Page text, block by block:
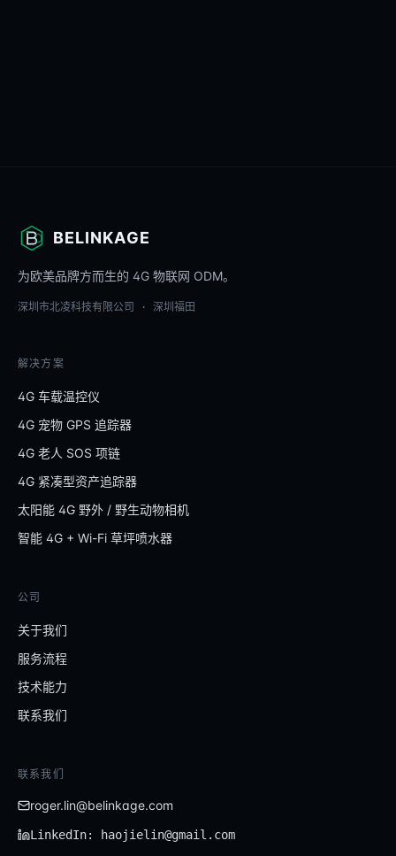
BELINKAGE
为欧美品牌方而生的 4G 物联网 ODM。
深圳市北凌科技有限公司 · 深圳福田
解决方案
4G 车载温控仪
4G 宠物 GPS 追踪器
4G 老人 SOS 项链
4G 紧凑型资产追踪器
太阳能 4G 野外 / 野生动物相机
智能 4G + Wi-Fi 草坪喷水器
公司
关于我们
服务流程
技术能力
联系我们
联系我们
roger.lin@belinkage.com
LinkedIn: haojielin@gmail.com